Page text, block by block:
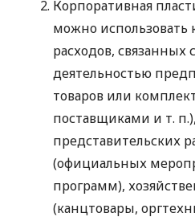
Корпоративная
можно использовать
расходов, связанных
деятельностью
товаров или
поставщиками и т. п.
представительских
(официальных
программ),
(канцтовары,